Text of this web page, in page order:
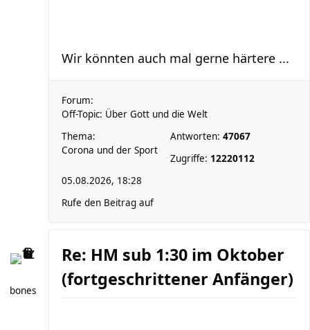
Wir könnten auch mal gerne härtere ...
Forum:
Off-Topic: Über Gott und die Welt
Thema:
Corona und der Sport
Antworten: 47067
Zugriffe: 12220112
05.08.2026, 18:28
Rufe den Beitrag auf
bones
Re: HM sub 1:30 im Oktober
(fortgeschrittener Anfänger)